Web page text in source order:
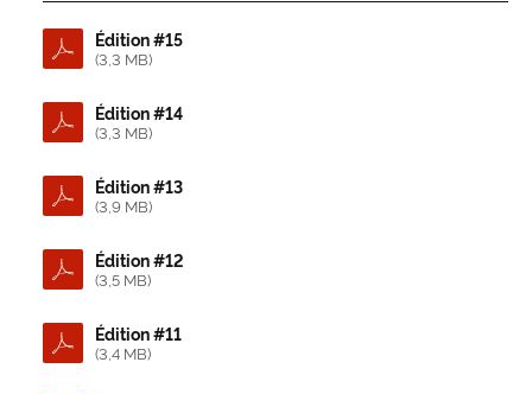
Édition #15
(3,3 MB)
Édition #14
(3,3 MB)
Édition #13
(3,9 MB)
Édition #12
(3,5 MB)
Édition #11
(3,4 MB)